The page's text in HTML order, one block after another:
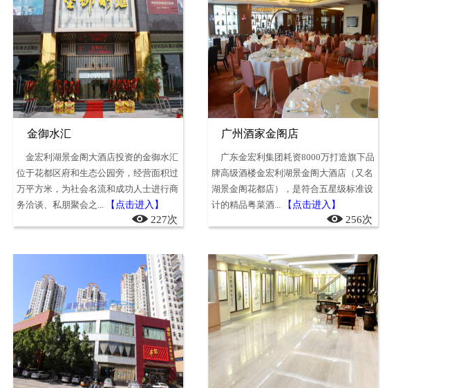
金御水汇
金宏利湖景金阁大酒店投资的金御水汇
位于花都区府和生态公园旁，经营面积过
万平方米，为社会名流和成功人士进行商
务洽谈、私朋聚会之...
【点击进入】
227次
广州酒家金阁店
广东金宏利集团耗资8000万打造旗下品
牌高级酒楼金宏利湖景金阁大酒店（又名
湖景金阁花都店），是符合五星级标准设
计的精品粤菜酒...
【点击进入】
256次